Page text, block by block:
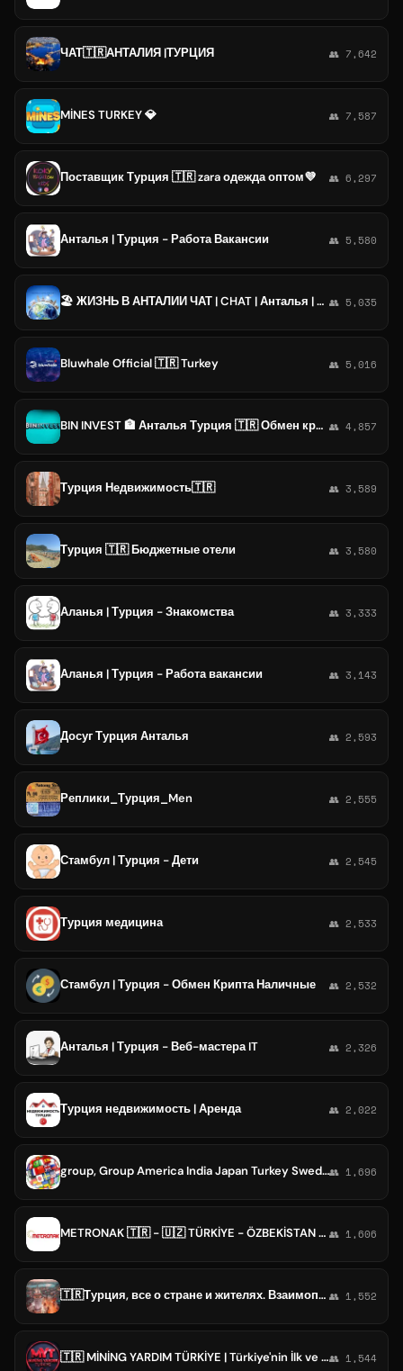
ЧАТ🇹🇷АНТАЛИЯ |ТУРЦИЯ 👥 7,642
MİNES TURKEY 💎 👥 7,587
Поставщик Турция 🇹🇷 zara одежда оптом💜 👥 6,297
Анталья | Турция - Работа Вакансии 👥 5,580
🏖 ЖИЗНЬ В АНТАЛИИ ЧАТ | CHAT | Анталья | ЧАТ | Турция 👥 5,035
Bluwhale Official 🇹🇷 Turkey 👥 5,016
BIN INVEST 🏦 Анталья Турция 🇹🇷 Обмен криптовалют 💵 USDT Анталия 👥 4,857
Турция Недвижимость🇹🇷 👥 3,589
Турция 🇹🇷 Бюджетные отели 👥 3,580
Аланья | Турция - Знакомства 👥 3,333
Аланья | Турция - Работа вакансии 👥 3,143
Досуг Турция Анталья 👥 2,593
Реплики_Турция_Men 👥 2,555
Стамбул | Турция - Дети 👥 2,545
Турция медицина 👥 2,533
Стамбул | Турция - Обмен Крипта Наличные 👥 2,532
Анталья | Турция - Веб-мастера IT 👥 2,326
Турция недвижимость | Аренда 👥 2,022
group, Group America India Japan Turkey Sweden France Italy Korea China Britain Russia Chica Canadian👥 1,696
METRONAK 🇹🇷 - 🇺🇿 TÜRKİYE - ÖZBEKİSTAN TAŞIMALARI / Турция - Узбекистан транспортирует / TURKIYA - OZBEKISTON YUKLAMALARI 👥 1,606
🇹🇷Турция, все о стране и жителях. Взаимопомощь. Болталка. 👥 1,552
🇹🇷 MİNİNG YARDIM TÜRKİYE | Türkiye'nin İlk ve Tek Mining Grubu. 🇹🇷👥 1,544